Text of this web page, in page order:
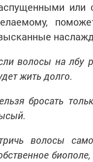
или
волосы на лбу
жить долго.
бросать
волосы